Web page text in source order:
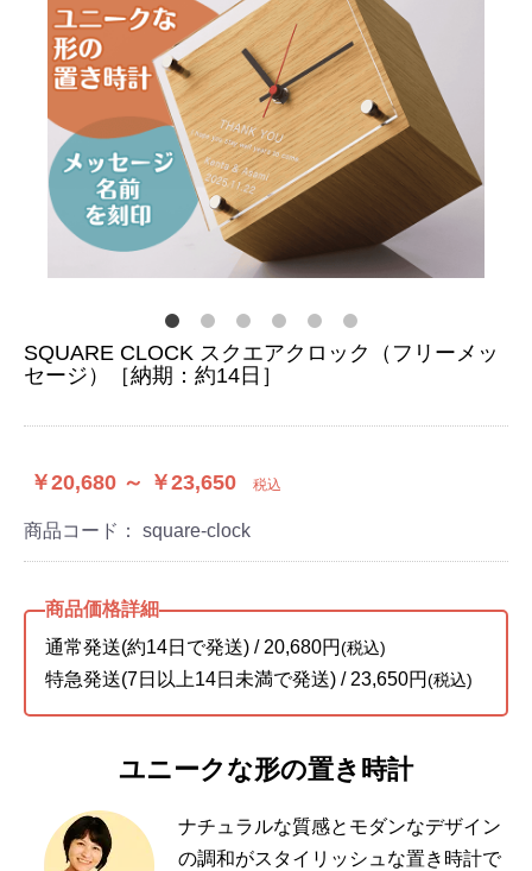
SQUARE CLOCK スクエアクロック（フリーメッ
セージ）［納期：約14日］
￥20,680 ～ ￥23,650 税込
商品コード： square-clock
通常発送(約14日で発送) / 20,680円(税込)
特急発送(7日以上14日未満で発送) / 23,650円(税込)
ユニークな形の置き時計
ナチュラルな質感とモダンなデザイン
の調和がスタイリッシュな置き時計で